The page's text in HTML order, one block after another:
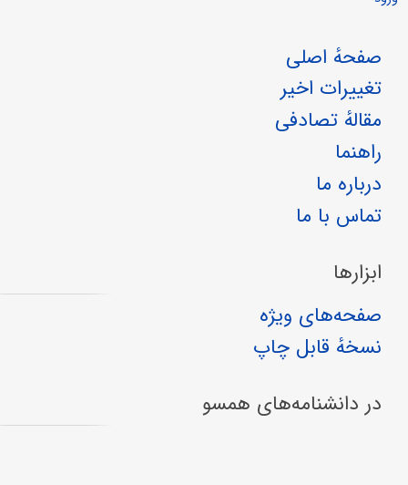
صفحهٔ اصلی
تغییرات اخیر
مقالهٔ تصادفی
راهنما
درباره ما
تماس با ما
ابزارها
صفحه‌های ویژه
نسخهٔ قابل چاپ
در دانشنامه‌های همسو